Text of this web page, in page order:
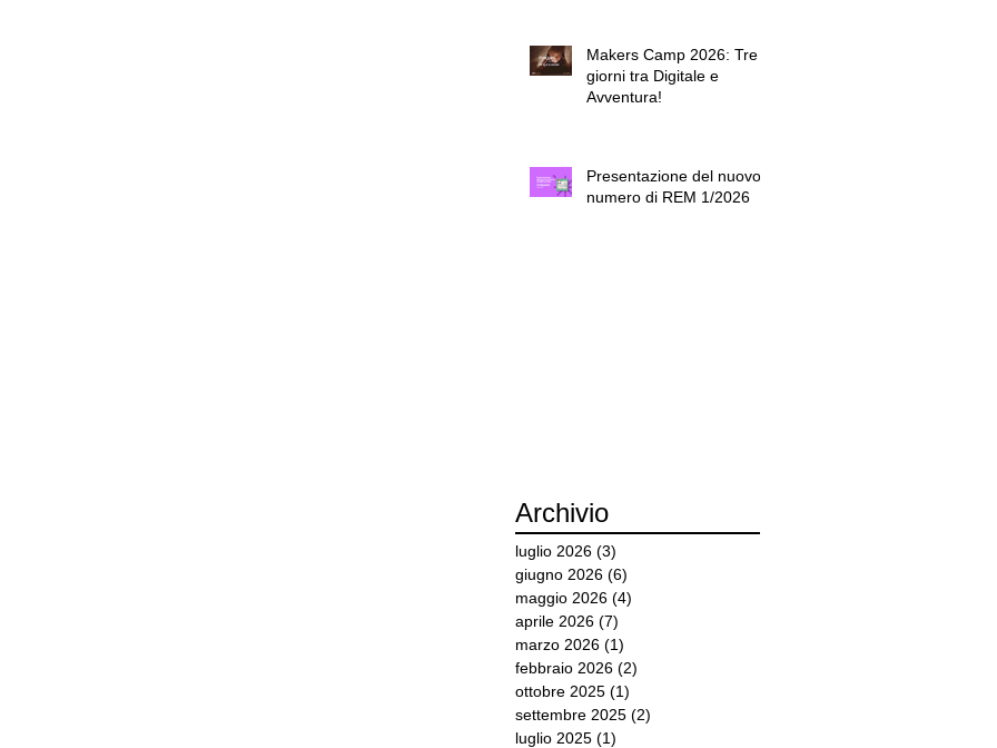
Makers Camp 2026: Tre
giorni tra Digitale e
Avventura!
Presentazione del nuovo
numero di REM 1/2026
Archivio
luglio 2026 (3)
giugno 2026 (6)
maggio 2026 (4)
aprile 2026 (7)
marzo 2026 (1)
febbraio 2026 (2)
ottobre 2025 (1)
settembre 2025 (2)
luglio 2025 (1)